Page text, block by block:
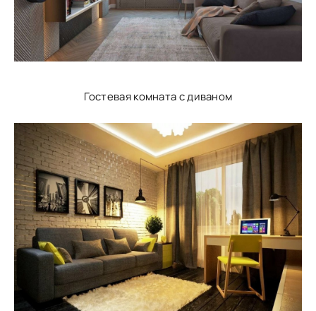
Гостевая комната с диваном